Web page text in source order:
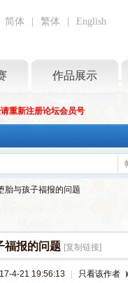
简体 繁体 English
作品展示
重新注册论坛会员号
胎与孩子福报的问题
福报的问题 [复制链接]
4-21 19:56:13 只看该作者